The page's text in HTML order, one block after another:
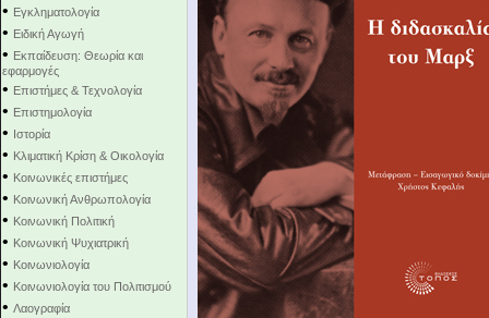
• Εγκληματολογία
• Ειδική Αγωγή
• Εκπαίδευση: Θεωρία και
εφαρμογές
• Επιστήμες & Τεχνολογία
• Επιστημολογία
• Ιστορία
• Κλιματική Κρίση & Οικολογία
• Κοινωνικές επιστήμες
• Κοινωνική Ανθρωπολογία
• Κοινωνική Πολιτική
• Κοινωνική Ψυχιατρική
• Κοινωνιολογία
• Κοινωνιολογία του Πολιτισμού
• Λαογραφία